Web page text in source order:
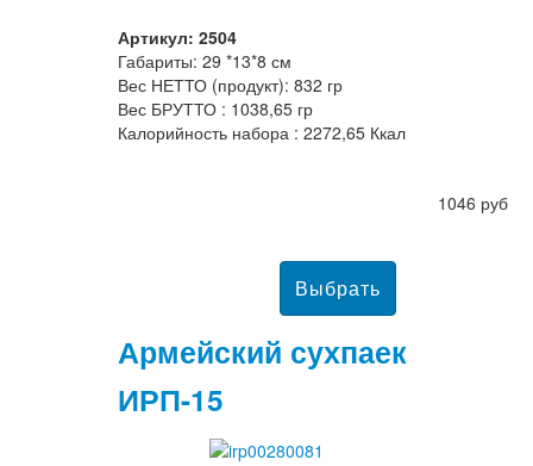
Артикул: 2504
Габариты: 29 *13*8 см
Вес НЕТТО (продукт): 832 гр
Вес БРУТТО : 1038,65 гр
Калорийность набора : 2272,65 Ккал
1046 руб
Армейский сухпаек
ИРП-15